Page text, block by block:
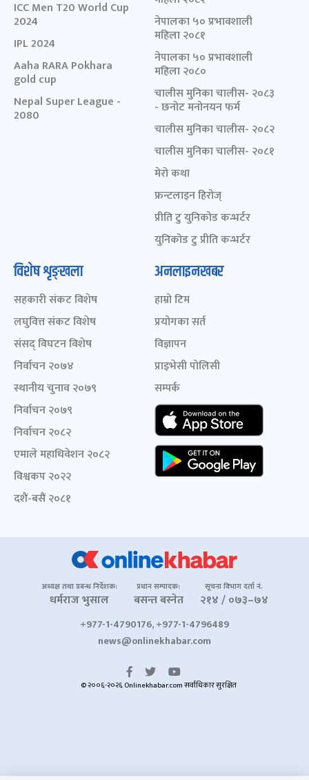
ICC Men T20 World Cup
2024
IPL 2024
Aaha RARA Pokhara
gold cup
Nepal Super League -
2080
नेपालका ५० प्रभावशाली
महिला २०८१
नेपालका ५० प्रभावशाली
महिला २०८०
चालीस मुनिका चालीस- २०८३
- छनोट मनोनयन फर्म
चालीस मुनिका चालीस- २०८२
चालीस मुनिका चालीस- २०८१
मेरो कथा
फ्रन्टलाइन हिरोज्
प्रीति टु युनिकोड कन्भर्टर
युनिकोड टु प्रीति कन्भर्टर
विशेष शृङ्खला
सहकारी संकट विशेष
लघुवित्त संकट विशेष
संसद् विघटन विशेष
निर्वाचन २०७४
स्थानीय चुनाव २०७९
निर्वाचन २०७९
निर्वाचन २०८२
एमाले महाधिवेशन २०८२
विश्वकप २०२२
दशैं-बसैं २०८१
अनलाइनखबर
हाम्रो टिम
प्रयोगका सर्त
विज्ञापन
प्राइभेसी पोलिसी
सम्पर्क
अध्यक्ष तथा प्रबन्ध निर्देशक:
धर्मराज भुसाल
प्रधान सम्पादक:
बसन्त बस्नेत
सूचना विभाग दर्ता नं.
२१४ / ०७३–७४
+977-1-4790176, +977-1-4796489
news@onlinekhabar.com
© २००६-२०२६ Onlinekhabar.com सर्वाधिकार सुरक्षित